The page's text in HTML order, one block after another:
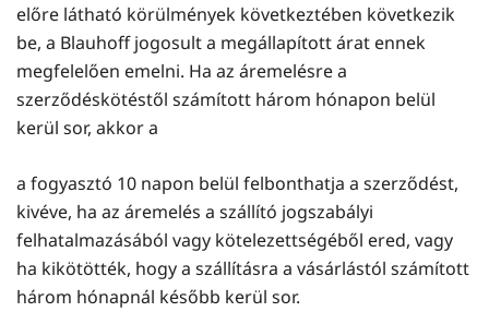
előre látható körülmények következtében következik
be, a Blauhoff jogosult a megállapított árat ennek
megfelelően emelni. Ha az áremelésre a
szerződéskötéstől számított három hónapon belül
kerül sor, akkor a
a fogyasztó 10 napon belül felbonthatja a szerződést,
kivéve, ha az áremelés a szállító jogszabályi
felhatalmazásából vagy kötelezettségéből ered, vagy
ha kikötötték, hogy a szállításra a vásárlástól számított
három hónapnál később kerül sor.